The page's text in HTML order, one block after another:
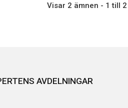
Visar 2 ämnen - 1 till
AVDELNINGAR